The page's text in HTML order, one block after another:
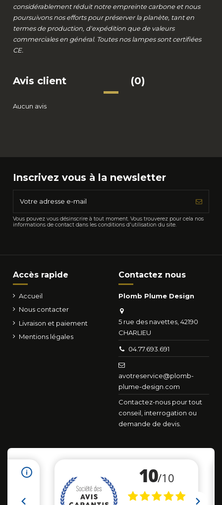
considérablement réduit notre empreinte carbone et nous
poursuivons nos efforts pour préserver la planète, tant en
termes de production, d'expédition que de valeurs
commerciales en général. Toutes nos lampes sont certifiées
CE.
Avis client (0)
Aucun avis
Inscrivez vous à la newsletter
Vous pouvez vous désinscrire à tout moment. Vous trouverez pour cela nos
informations de contact dans les conditions d'utilisation du site.
Accès rapide
Accueil
Nous contacter
Livraison et paiement
Mentions légales
Contactez nous
Plomb Plume Design
5 rue des navettes, 42190
CHARLIEU
04.77.693.691
avotreservice@plomb-
plume-design.com
Contactez-nous pour tout
conseil, interrogation ou
demande de devis.